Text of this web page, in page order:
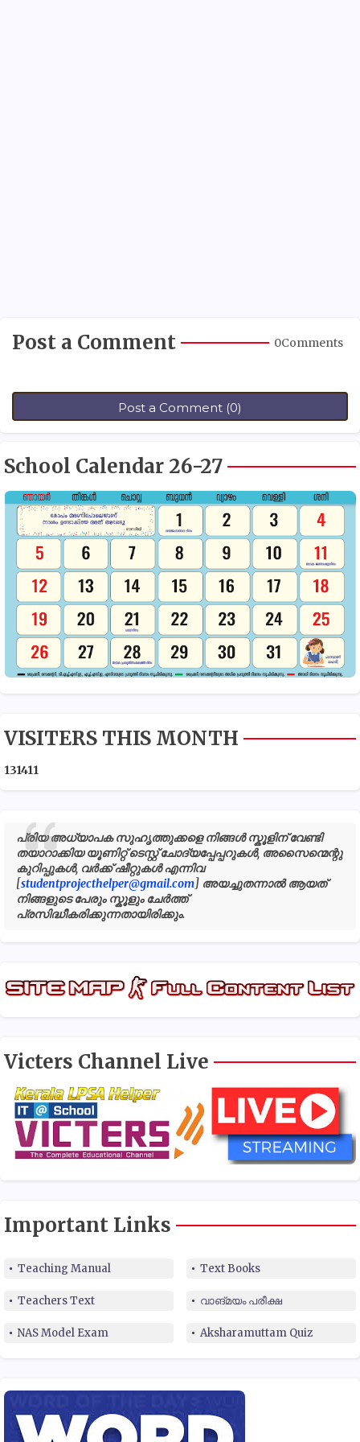
Post a Comment 0Comments
Post a Comment (0)
School Calendar 26-27
VISITERS THIS MONTH
131411
പ്രിയ അധ്യാപക സുഹൃത്തുക്കളെ നിങ്ങൾ സ്കൂളിന് വേണ്ടി
തയാറാക്കിയ യൂണിറ്റ് ടെസ്റ്റ് ചോദ്യപ്പേപ്പറുകൾ, അസൈന്മെന്റു
കുറിപ്പുകൾ, വർക്ക് ഷീറ്റുകൾ എന്നിവ
[studentprojecthelper@gmail.com] അയച്ചുതന്നാൽ ആയത്
നിങ്ങളുടെ പേരും സ്കൂളും ചേർത്ത്
പ്രസിദ്ധീകരിക്കുന്നതായിരിക്കും.
Victers Channel Live
Important Links
Teaching Manual Text Books
Teachers Text വാങ്മയം പരീക്ഷ
NAS Model Exam Aksharamuttam Quiz